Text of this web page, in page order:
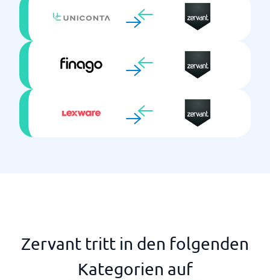
Zervant tritt in den folgenden
Kategorien auf